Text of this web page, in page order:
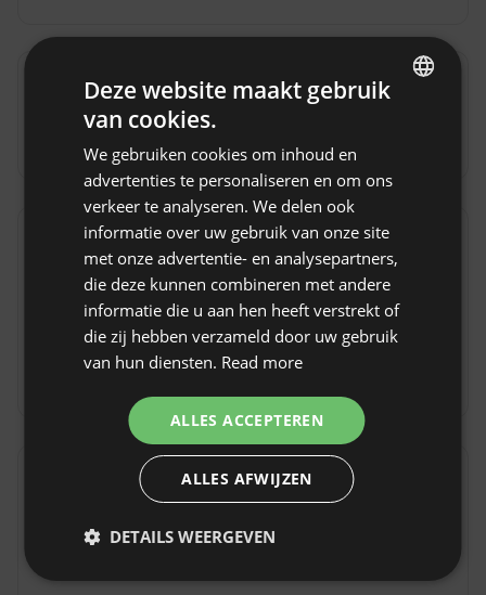
Routebeschrijving Toon origineel
Met de auto
Huisregels
Inchecktijd: vanaf 15:00
Uitchecktijd: tot 10:00
Gratis annuleren van reservering:
Duitsland
GERMAN
ITALIAN
FRENCH
CZECH
Deze website maakt gebruik
van cookies.
We gebruiken cookies om inhoud en
advertenties te personaliseren en om ons
verkeer te analyseren. We delen ook
informatie over uw gebruik van onze site
met onze advertentie- en analysepartners,
die deze kunnen combineren met andere
informatie die u aan hen heeft verstrekt of
die zij hebben verzameld door uw gebruik
van hun diensten. Read more
ALLES ACCEPTEREN
ALLES AFWIJZEN
DETAILS WEERGEVEN